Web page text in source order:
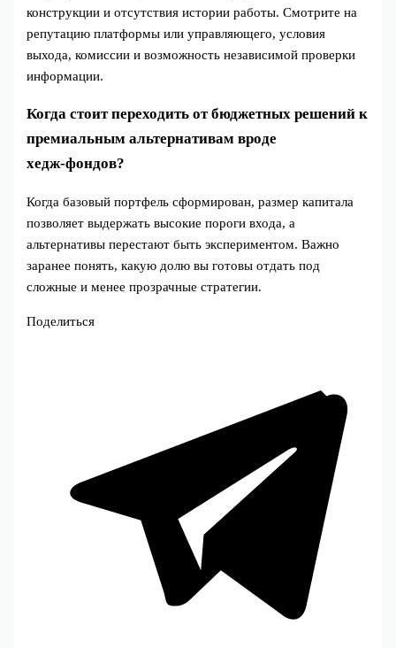
конструкции и отсутствия истории работы. Смотрите на
репутацию платформы или управляющего, условия
выхода, комиссии и возможность независимой проверки
информации.
Когда стоит переходить от бюджетных решений к
премиальным альтернативам вроде
хедж‑фондов?
Когда базовый портфель сформирован, размер капитала
позволяет выдержать высокие пороги входа, а
альтернативы перестают быть экспериментом. Важно
заранее понять, какую долю вы готовы отдать под
сложные и менее прозрачные стратегии.
Поделиться